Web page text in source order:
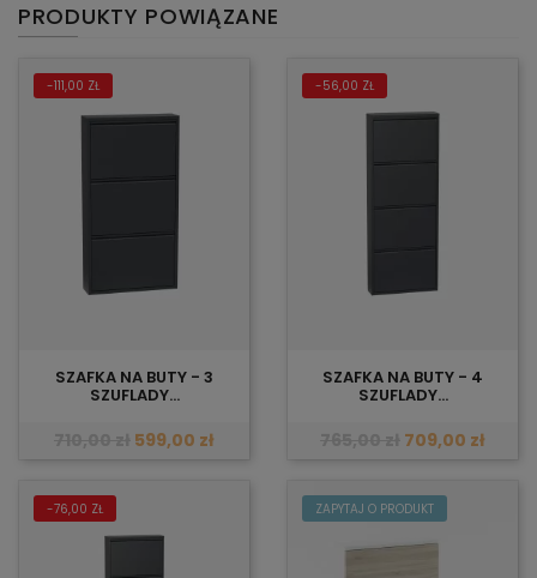
PRODUKTY POWIĄZANE
-111,00 ZŁ
SZAFKA NA BUTY - 3
SZUFLADY...
599,00 zł
-56,00 ZŁ
SZAFKA NA BUTY - 4
SZUFLADY...
709,00 zł
-76,00 ZŁ ZAPYTAJ O PRODUKT